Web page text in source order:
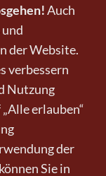
Auch
der Website.
verbessern
Nutzung
erlauben“
der
Sie in